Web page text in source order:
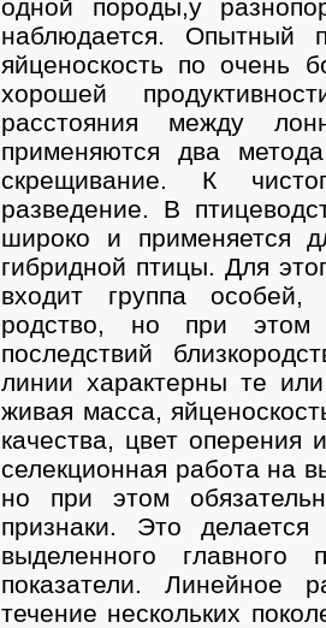
одной породы,у
наблюдается. Опытный
яйценоскость по очень
хорошей
расстояния между
применяются два
скрещивание. К
разведение. В
широко и применяется
гибридной птицы. Для
входит группа
родство, но при этом
последствий
линии характерны те
живая масса,
качества, цвет оперения
селекционная работа на
но при этом
признаки. Это
выделенного главного
показатели. Линейное
течение нескольких